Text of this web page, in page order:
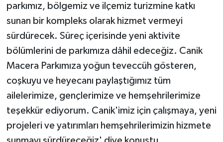
parkımız, bölgemiz ve ilçemiz turizmine katkı
sunan bir kompleks olarak hizmet vermeyi
sürdürecek. Süreç içerisinde yeni aktivite
bölümlerini de parkımıza dâhil edeceğiz. Canik
Macera Parkımıza yoğun teveccüh gösteren,
coşkuyu ve heyecanı paylaştığımız tüm
ailelerimize, gençlerimize ve hemşehrilerimize
teşekkür ediyorum. Canik'imiz için çalışmaya, yeni
projeleri ve yatırımları hemşehrilerimizin hizmete